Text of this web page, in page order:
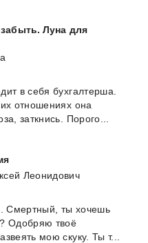
Луна для
в себя бухгалтерша.
отношениях она
заткнись. Порого...
Леонидович
Смертный, ты хочешь
Одобряю твоё
мою скуку. Ты т...